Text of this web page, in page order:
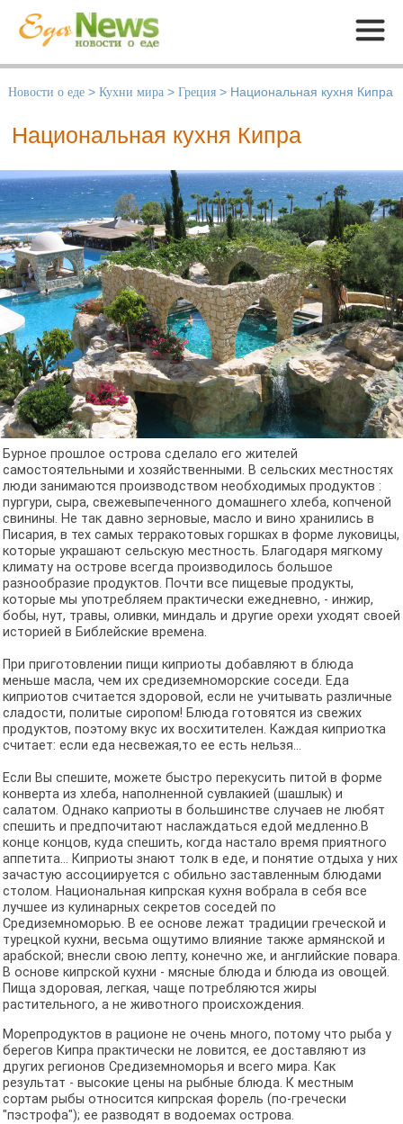
Меню
Новости о еде > Кухни мира > Греция > Национальная кухня Кипра
Национальная кухня Кипра
Бурное прошлое острова сделало его жителей
самостоятельными и хозяйственными. В сельских местностях
люди занимаются производством необходимых продуктов :
пургури, сыра, свежевыпеченного домашнего хлеба, копченой
свинины. Не так давно зерновые, масло и вино хранились в
Писария, в тех самых терракотовых горшках в форме луковицы,
которые украшают сельскую местность. Благодаря мягкому
климату на острове всегда производилось большое
разнообразие продуктов. Почти все пищевые продукты,
которые мы употребляем практически ежедневно, - инжир,
бобы, нут, травы, оливки, миндаль и другие орехи уходят своей
историей в Библейские времена.
При приготовлении пищи киприоты добавляют в блюда
меньше масла, чем их средиземноморские соседи. Еда
киприотов считается здоровой, если не учитывать различные
сладости, политые сиропом! Блюда готовятся из свежих
продуктов, поэтому вкус их восхитителен. Каждая киприотка
считает: если еда несвежая,то ее есть нельзя...
Если Вы спешите, можете быстро перекусить питой в форме
конверта из хлеба, наполненной сувлакией (шашлык) и
салатом. Однако каприоты в большинстве случаев не любят
спешить и предпочитают наслаждаться едой медленно.В
конце концов, куда спешить, когда настало время приятного
аппетита... Киприоты знают толк в еде, и понятие отдыха у них
зачастую ассоциируется с обильно заставленным блюдами
столом. Национальная кипрская кухня вобрала в себя все
лучшее из кулинарных секретов соседей по
Средиземноморью. В ее основе лежат традиции греческой и
турецкой кухни, весьма ощутимо влияние также армянской и
арабской; внесли свою лепту, конечно же, и английские повара.
В основе кипрской кухни - мясные блюда и блюда из овощей.
Пища здоровая, легкая, чаще потребляются жиры
растительного, а не животного происхождения.
Морепродуктов в рационе не очень много, потому что рыба у
берегов Кипра практически не ловится, ее доставляют из
других регионов Средиземноморья и всего мира. Как
результат - высокие цены на рыбные блюда. К местным
сортам рыбы относится кипрская форель (по-гречески
"пэстрофа"); ее разводят в водоемах острова.